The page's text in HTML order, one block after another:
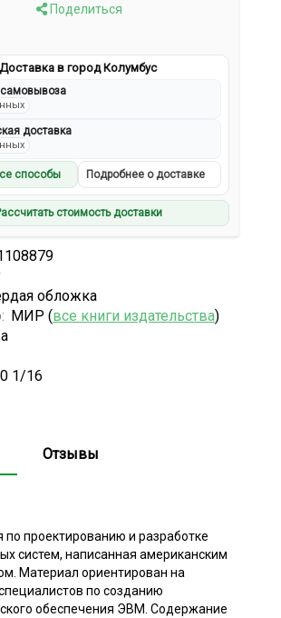
Поделиться
Доставка в город Колумбус
доставка
способы Подробнее о доставке
стоимость доставки
обложка
МИР (все книги издательства)
1/16
Отзывы
проектированию и разработке
систем, написанная американским
Материал ориентирован на
по созданию
обеспечения ЭВМ. Содержание